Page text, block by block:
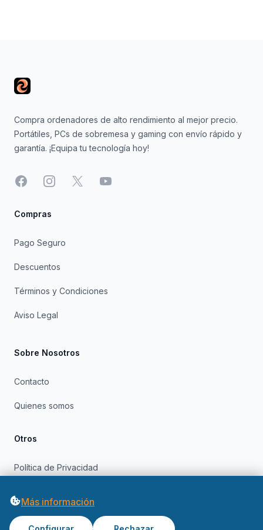
Compra ordenadores de alto rendimiento al mejor precio.
Portátiles, PCs de sobremesa y gaming con envío rápido y
garantía. ¡Equipa tu tecnología hoy!
FacebookInstagram
X YouTube
Compras
Pago Seguro
Descuentos
Términos y Condiciones
Aviso Legal
Sobre Nosotros
Contacto
Quienes somos
Otros
Política de Privacidad
Más información